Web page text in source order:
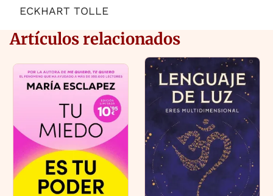
ECKHART TOLLE
Artículos relacionados